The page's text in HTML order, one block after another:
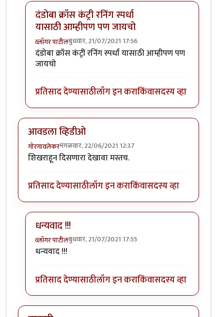
दंडोबा क्रॉस कंट्री रनिंग स्पर्धा
यासाठी आम्हीपण पण जायचो
व्लॉगर पाटीलबुधवार, 21/07/2021 17:56
In reply toमी लहान असताना सांगलीतल्याbyचावटमेला
दंडोबा क्रॉस कंट्री रनिंग स्पर्धा यासाठी आम्हीपण पण
जायचो
प्रतिसाद देण्यासाठीलॉग इन कराकिंवासदस्य व्हा
आवडला व्हिडीओ
गोरगावलेकरमंगळवार, 22/06/2021 12:37
शिखराहून दिसणारा देखावा मस्तच.
प्रतिसाद देण्यासाठीलॉग इन कराकिंवासदस्य व्हा
धन्यवाद !!!
व्लॉगर पाटीलबुधवार, 21/07/2021 17:55
In reply to
धन्यवाद !!!
प्रतिसाद देण्यासाठीलॉग इन कराकिंवासदस्य व्हा